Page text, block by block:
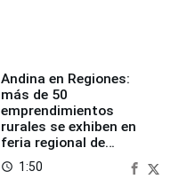
Andina en Regiones:
más de 50
emprendimientos
rurales se exhiben en
feria regional de
Foncodes
access_time 1:50